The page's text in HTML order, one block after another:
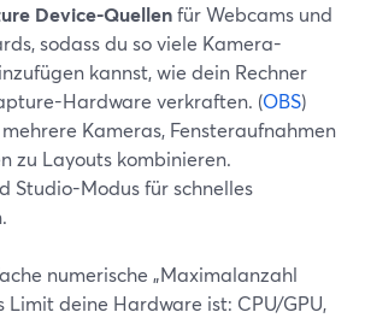
Device-Quellenfür Webcams und
sodass du so viele Kamera-
kannst, wie dein Rechner
Hardware verkraften. (OBS)
mehrere Kameras, Fensteraufnahmen
zu Layouts kombinieren.
Studio-Modus für schnelles
numerische „Maximalanzahl
Limit deine Hardware ist: CPU/GPU,